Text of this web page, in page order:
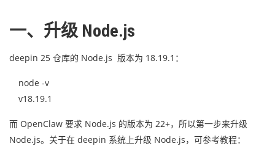
一、升级 Node.js
deepin 25 仓库的 Node.js 版本为 18.19.1：
node -v
v18.19.1
而 OpenClaw 要求 Node.js 的版本为 22+，所以第一步来升级
Node.js。关于在 deepin 系统上升级 Node.js，可参考教程：